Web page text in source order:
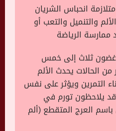
انحباس الشريان
والتنميل والتعب أو
ممارسة الرياضة
ثلاث إلى خمس
الحالات يحدث الألم
التمرين ويؤثر على نفس
يلاحظون تورم في
العرج المتقطع (ألم